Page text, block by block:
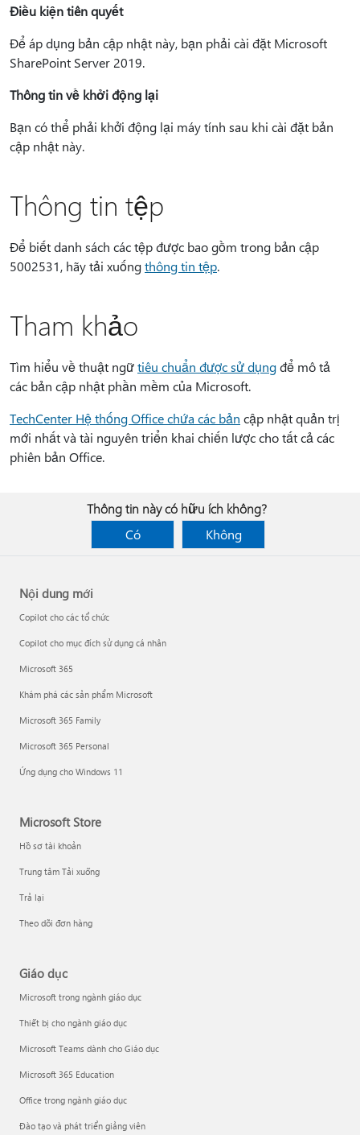
Điều kiện tiên quyết
Để áp dụng bản cập nhật này, bạn phải cài đặt Microsoft
SharePoint Server 2019.
Thông tin về khởi động lại
Bạn có thể phải khởi động lại máy tính sau khi cài đặt bản
cập nhật này.
Thông tin tệp
Để biết danh sách các tệp được bao gồm trong bản cập
5002531, hãy tải xuốngthông tin tệp.
Tham khảo
Tìm hiểu về thuật ngữtiêu chuẩn được sử dụngđể mô tả
các bản cập nhật phần mềm của Microsoft.
TechCenter Hệ thống Office chứa các bản cập nhật quản trị
mới nhất và tài nguyên triển khai chiến lược cho tất cả các
phiên bản Office.
Thông tin này có hữu ích không?
Có
Không
Nội dung mới
Copilot cho các tổ chức
Copilot cho mục đích sử dụng cá nhân
Microsoft 365
Khám phá các sản phẩm Microsoft
Microsoft 365 Family
Microsoft 365 Personal
Ứng dụng cho Windows 11
Microsoft Store
Hồ sơ tài khoản
Trung tâm Tải xuống
Trả lại
Theo dõi đơn hàng
Giáo dục
Microsoft trong ngành giáo dục
Thiết bị cho ngành giáo dục
Microsoft Teams dành cho Giáo dục
Microsoft 365 Education
Office trong ngành giáo dục
Đào tạo và phát triển giảng viên